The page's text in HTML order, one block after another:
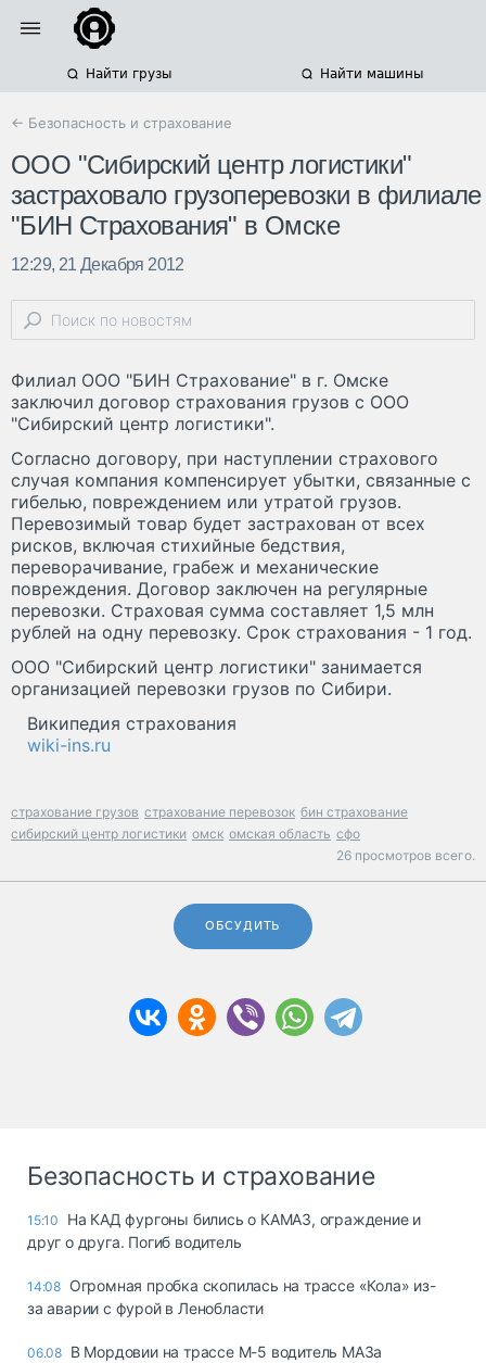
Найти грузы Найти машины
← Безопасность и страхование
ООО "Сибирский центр логистики"
застраховало грузоперевозки в филиале
"БИН Страхования" в Омске
12:29, 21 Декабря 2012
Филиал ООО "БИН Страхование" в г. Омске
заключил договор страхования грузов с ООО
"Сибирский центр логистики".
Согласно договору, при наступлении страхового
случая компания компенсирует убытки, связанные с
гибелью, повреждением или утратой грузов.
Перевозимый товар будет застрахован от всех
рисков, включая стихийные бедствия,
переворачивание, грабеж и механические
повреждения. Договор заключен на регулярные
перевозки. Страховая сумма составляет 1,5 млн
рублей на одну перевозку. Срок страхования - 1 год.
ООО "Сибирский центр логистики" занимается
организацией перевозки грузов по Сибири.
Википедия страхования
wiki-ins.ru
страхование грузов страхование перевозок бин страхование
сибирский центр логистики омск омская область сфо
26 просмотров всего.
ОБСУДИТЬ
Безопасность и страхование
15:10
На КАД фургоны бились о КАМАЗ, ограждение и
друг о друга. Погиб водитель
14:08 Огромная пробка скопилась на трассе «Кола» из-
за аварии с фурой в Ленобласти
06.08 В Мордовии на трассе М-5 водитель МАЗа